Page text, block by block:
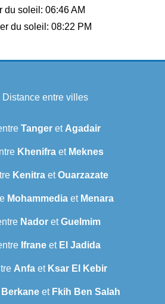
du soleil: 06:46 AM
du soleil: 08:22 PM
Distance entre villes
Tangeret Agadair
Khenifra et Meknes
Kenitra etOuarzazate
Mohammedia et Menara
Nador etGuelmim
Ifraneet El Jadida
Anfa et Ksar El Kebir
Berkaneet Fkih Ben Salah